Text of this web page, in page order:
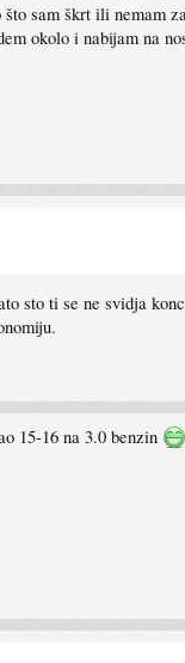
sam škrt ili nemam
okolo i nabijam na
sto ti se ne svidja
15-16 na 3.0 benzin